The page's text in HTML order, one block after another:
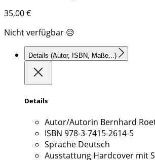
35,00€
Nicht verfügbar 😥
Details (Autor, ISBN, Maße...)
Details
Autor/Autorin Bernhard
ISBN 978-3-7415-2614-5
Sprache Deutsch
Ausstattung Hardcover mit